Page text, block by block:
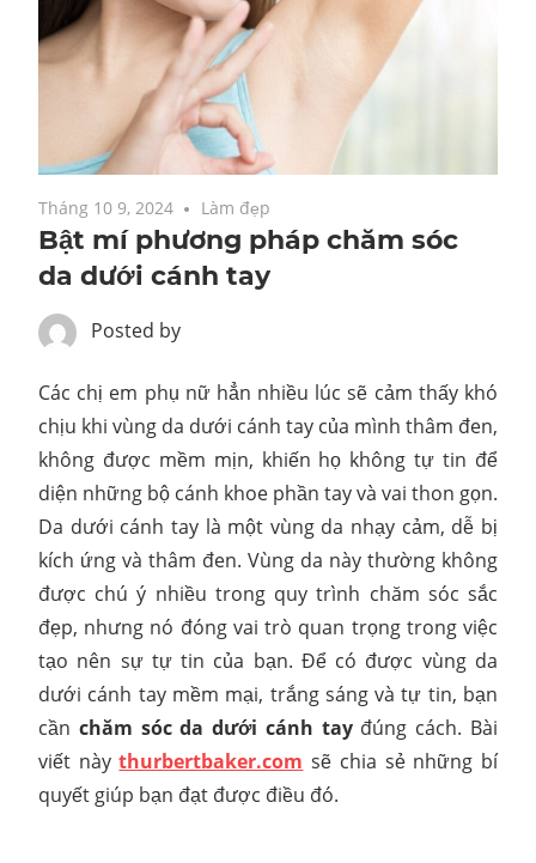
Tháng 10 9, 2024 Làm đẹp
Bật mí phương pháp chăm sóc
da dưới cánh tay
Posted by
Các chị em phụ nữ hẳn nhiều lúc sẽ cảm thấy khó
chịu khi vùng da dưới cánh tay của mình thâm đen,
không được mềm mịn, khiến họ không tự tin để
diện những bộ cánh khoe phần tay và vai thon gọn.
Da dưới cánh tay là một vùng da nhạy cảm, dễ bị
kích ứng và thâm đen. Vùng da này thường không
được chú ý nhiều trong quy trình chăm sóc sắc
đẹp, nhưng nó đóng vai trò quan trọng trong việc
tạo nên sự tự tin của bạn. Để có được vùng da
dưới cánh tay mềm mại, trắng sáng và tự tin, bạn
cần chăm sóc da dưới cánh tayđúng cách. Bài
viết nàythurbertbaker.com sẽ chia sẻ những bí
quyết giúp bạn đạt được điều đó.